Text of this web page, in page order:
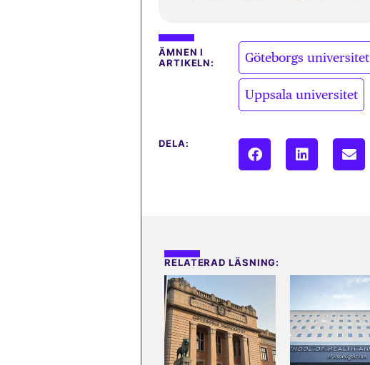
ÄMNEN I
ARTIKELN:
Göteborgs universitet
Uppsala universitet
DELA:
RELATERAD LÄSNING: